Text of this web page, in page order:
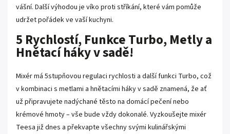
vášní. Další výhodou je víko proti stříkání, které vám pomůže
udržet pořádek ve vaší kuchyni.
5 Rychlostí, Funkce Turbo, Metly a
Hnětací háky v sadě!
Mixér má 5stupňovou regulaci rychlosti a další funkci Turbo, což
v kombinaci s metlami a hnětacími háky v sadě znamená, že ať
už připravujete nadýchané těsto na domácí pečení nebo
krémové hmoty – vše bude vždy dokonalé. Vyzkoušejte mixér
Teesa již dnes a překvapte všechny svými kulinářskými